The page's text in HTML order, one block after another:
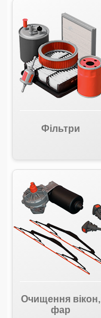
Фільтри
Очищення вікон,
фар